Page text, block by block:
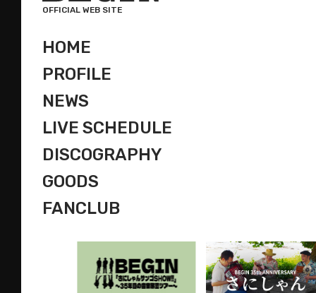
OFFICIAL WEB SITE
HOME
PROFILE
NEWS
LIVE SCHEDULE
DISCOGRAPHY
GOODS
FANCLUB